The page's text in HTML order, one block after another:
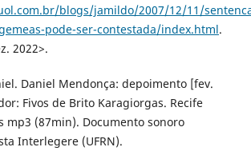
blogs/jamildo/2007/12/11/
pode-ser-contestada/index.html.
2022>.
Daniel Mendonça: depoimento [fev.
Fivos de Brito Karagiorgas. Recife
mp3 (87min). Documento sonoro
Interlegere (UFRN).